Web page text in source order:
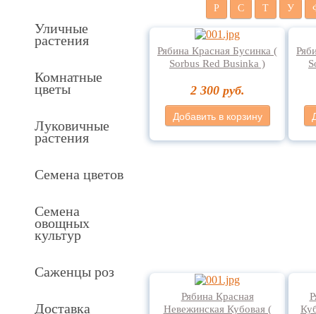
Уличные
растения
Комнатные
цветы
Луковичные
растения
Семена цветов
Семена
овощных
культур
Саженцы роз
Доставка
Р С Т У
Рябина Красная Бусинка (
Sorbus Red Businka )
2 300 руб.
Добавить в корзину
Рябина Красная
Невежинская Кубовая (